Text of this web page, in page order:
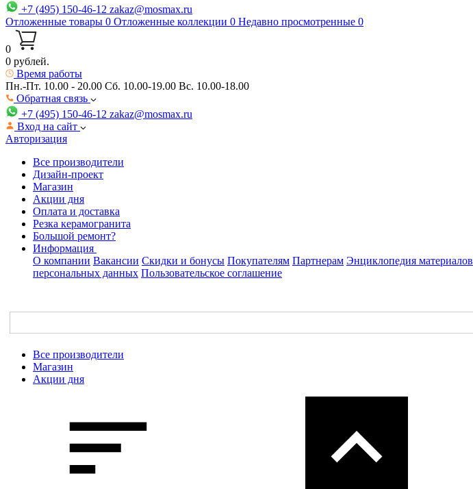
+7 (495) 150-46-12 zakaz@mosmax.ru
Отложенные товары 0 Отложенные коллекции 0 Недавно просмотренные 0
0
0 рублей.
Время работы
Пн.-Пт. 10.00 - 20.00 Сб. 10.00-19.00 Вс. 10.00-18.00
Обратная связь
+7 (495) 150-46-12 zakaz@mosmax.ru
Вход на сайт
Авторизация
Все производители
Дизайн-проект
Магазин
Акции дня
Оплата и доставка
Резка керамогранита
Большой ремонт?
Информация
О компании Вакансии Скидки и бонусы Покупателям Партнерам Энциклопедия материалов
персональных данных Пользовательское соглашение
Все производители
Магазин
Акции дня